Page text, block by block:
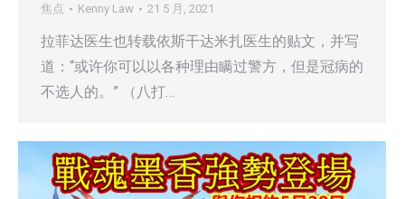
焦点 Kenny Law 21 5 月, 2021
拉菲达医生也转载依斯干达米扎医生的贴文，并写
道：“或许你可以以各种理由瞒过警方，但是冠病的
不选人的。” （八打…